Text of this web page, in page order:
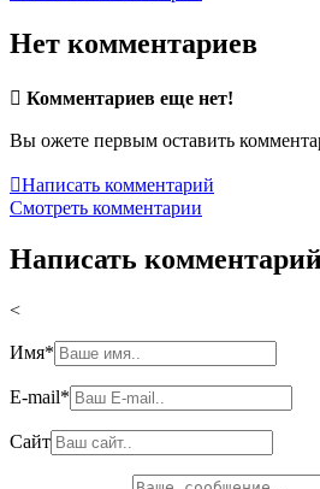
Нет комментариев
 Комментариев еще нет!
Вы ожете первым оставить
Написать комментарий
Смотреть комментарии
Написать
<
Имя*
E-mail*
Сайт